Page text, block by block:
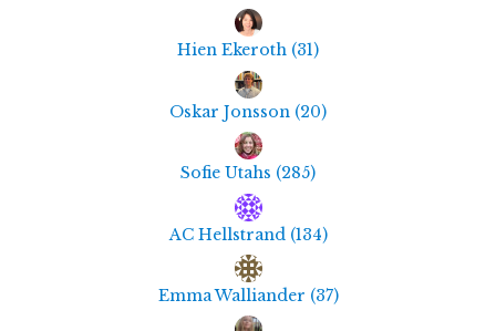
Hien Ekeroth (31)
Oskar Jonsson (20)
Sofie Utahs (285)
AC Hellstrand (134)
Emma Walliander (37)